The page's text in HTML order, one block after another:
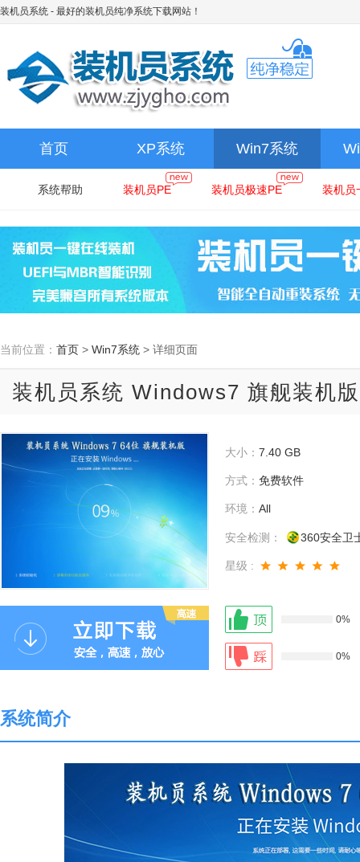
装机员系统 - 最好的装机员纯净系统下载网站！
首页 XP系统 Win7系统
系统帮助 装机员PE 装机员极速PE 装机员
当前位置： 首页 > Win7系统 > 详细页面
装机员系统 Windows7 旗舰装机
大小： 7.40 GB
方式： 免费软件
环境： All
安全检测： 360安全卫
星级 :
0%
0%
系统简介